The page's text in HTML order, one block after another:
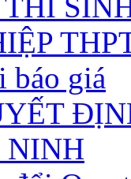
báo giá
NINH